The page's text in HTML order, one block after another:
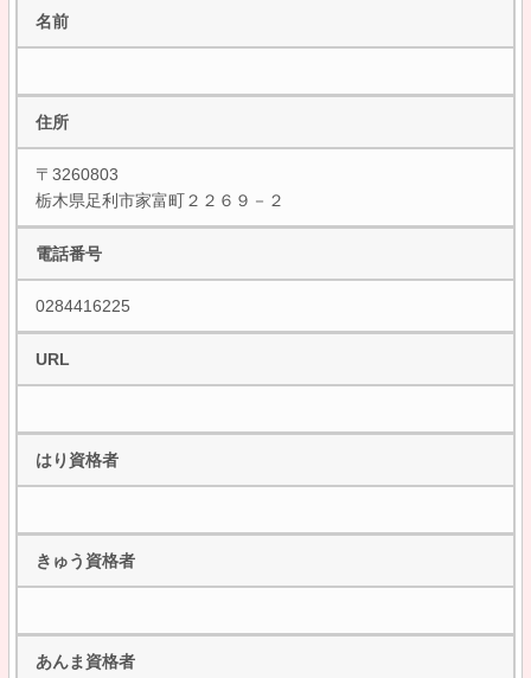
名前
住所
〒3260803
栃木県足利市家富町２２６９－２
電話番号
0284416225
URL
はり資格者
きゅう資格者
あんま資格者